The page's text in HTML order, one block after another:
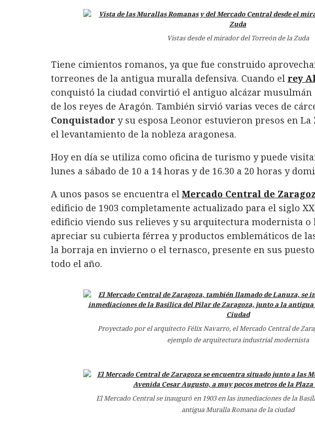
Vistas desde el mirador del Torreón de la Zuda
Tiene cimientos romanos, ya que fue construido
torreones de la antigua muralla defensiva. Cuando el rey
conquistó la ciudad convirtió el antiguo alcázar musulmán
de los reyes de Aragón. También sirvió varias veces de
Conquistador y su esposa Leonor estuvieron presos en La
el levantamiento de la nobleza aragonesa.
Hoy en día se utiliza como oficina de turismo y puede
lunes a sábado de 10 a 14 horas y de 16.30 a 20 horas y
A unos pasos se encuentra el Mercado Central de
edificio de 1903 completamente actualizado para el siglo
edificio viendo sus relieves y su arquitectura modernista o
apreciar su cubierta férrea y productos emblemáticos de
la borraja en invierno o el ternasco, presente en sus
todo el año.
Proyectado por el arquitecto Félix Navarro, el Mercado Central de
ejemplo de arquitectura industrial modernista
El Mercado Central se inauguró en 1903 en las inmediaciones de la
antigua Muralla Romana de la ciudad